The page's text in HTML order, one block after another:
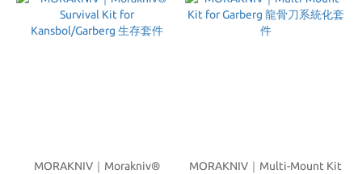
MORAKNIV｜Morakniv®
MORAKNIV｜Multi-Mount Kit